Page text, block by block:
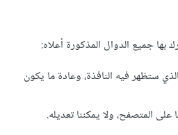
بها جميع الدوال المذكورة أعلاه:
ستظهر فيه النافذة، وعادة ما يكون
المتصفح، ولا يمكننا تعديله.